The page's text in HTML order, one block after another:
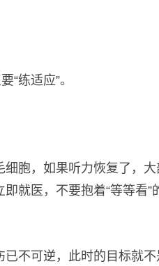
“练适应”。
胞，如果听力恢复了，
就医，不要抱着“等等看”
不可逆，此时的目标就不